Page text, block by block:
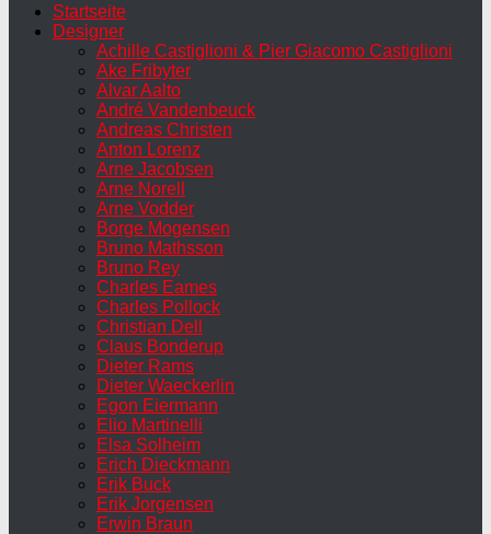
Startseite
Designer
Achille Castiglioni & Pier Giacomo Castiglioni
Ake Fribyter
Alvar Aalto
André Vandenbeuck
Andreas Christen
Anton Lorenz
Arne Jacobsen
Arne Norell
Arne Vodder
Borge Mogensen
Bruno Mathsson
Bruno Rey
Charles Eames
Charles Pollock
Christian Dell
Claus Bonderup
Dieter Rams
Dieter Waeckerlin
Egon Eiermann
Elio Martinelli
Elsa Solheim
Erich Dieckmann
Erik Buck
Erik Jorgensen
Erwin Braun